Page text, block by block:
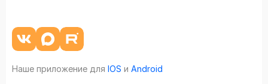
Наше приложение для IOS и Android